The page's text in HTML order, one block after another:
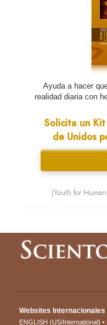
Ayuda a hacer
realidad diaria con
Solicita un Kit
de Unidos
(Youth for
Websites Internacionales
ENGLISH (US/International)